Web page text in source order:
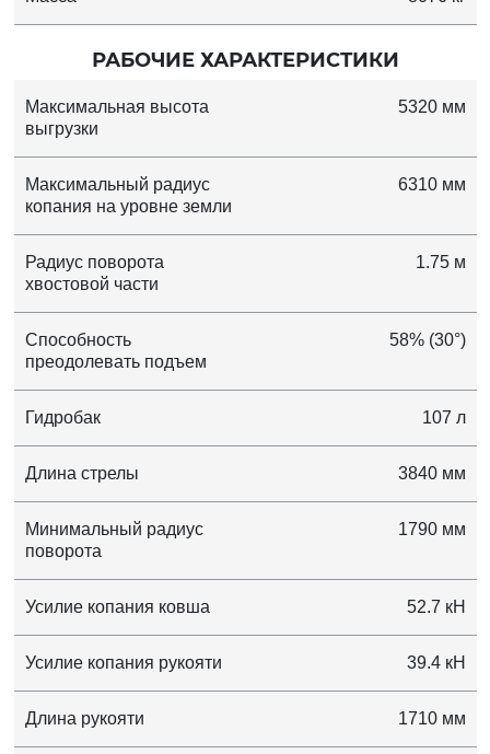
РАБОЧИЕ ХАРАКТЕРИСТИКИ
Максимальная высота
выгрузки
5320 мм
Максимальный радиус
копания на уровне земли
6310 мм
Радиус поворота
хвостовой части
1.75 м
Способность
преодолевать подъем
58% (30°)
Гидробак 107 л
Длина стрелы 3840 мм
Минимальный радиус
поворота
1790 мм
Усилие копания ковша 52.7 кН
Усилие копания рукояти 39.4 кН
Длина рукояти 1710 мм